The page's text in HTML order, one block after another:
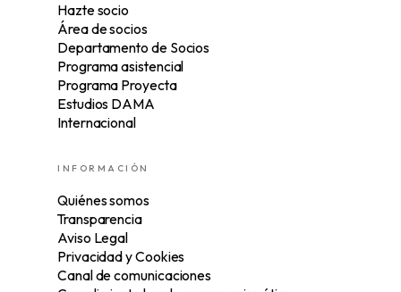
Hazte socio
Área de socios
Departamento de Socios
Programa asistencial
Programa Proyecta
Estudios DAMA
Internacional
INFORMACIÓN
Quiénes somos
Transparencia
Aviso Legal
Privacidad y Cookies
Canal de comunicaciones